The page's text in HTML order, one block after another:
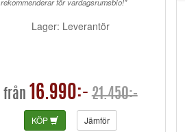
rekommenderar för vardagsrumsbio!"
Lager: Leverantör
från 16.990:- 21.450:-
KÖP Jämför